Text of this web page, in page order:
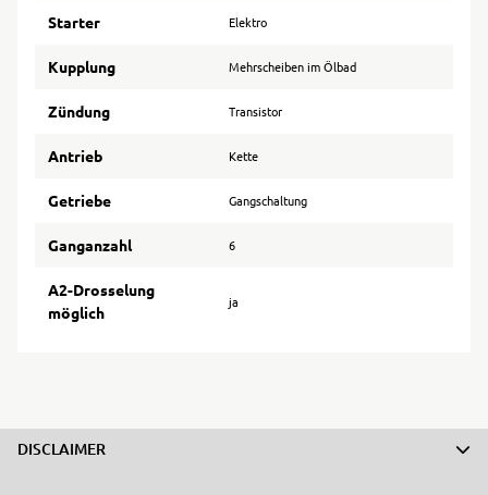
Starter Elektro
Kupplung Mehrscheiben im Ölbad
Zündung Transistor
Antrieb Kette
Getriebe Gangschaltung
Ganganzahl 6
A2-Drosselung
möglich
ja
DISCLAIMER